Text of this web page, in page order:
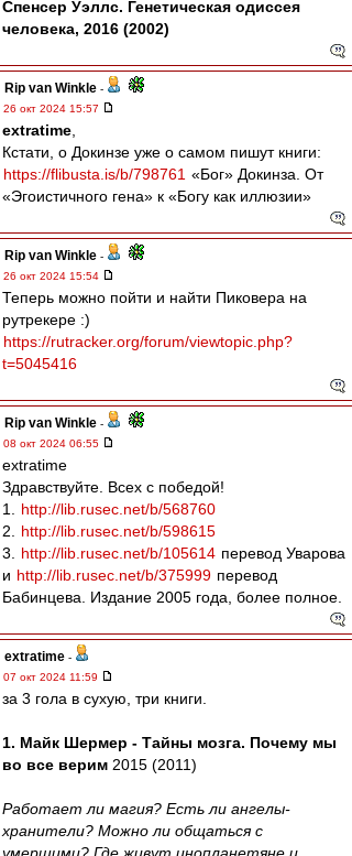
Спенсер Уэллс. Генетическая одиссея
человека, 2016 (2002)
Rip van Winkle -
26 окт 2024 15:57
extratime
Кстати, о Докинзе уже о самом пишут книги:
https://flibusta.is/b/798761 «Бог» Докинза. От
«Эгоистичного гена» к «Богу как иллюзии»
Rip van Winkle -
26 окт 2024 15:54
Теперь можно пойти и найти Пиковера на
рутрекере :)
https://rutracker.org/forum/viewtopic.php?
t=5045416
Rip van Winkle -
08 окт 2024 06:55
extratime
Здравствуйте. Всех с победой!
1.
http://lib.rusec.net/b/568760
2.
http://lib.rusec.net/b/598615
3.
http://lib.rusec.net/b/105614 перевод Уварова
и http://lib.rusec.net/b/375999 перевод
Бабинцева. Издание 2005 года, более полное.
extratime -
07 окт 2024 11:59
за 3 гола в сухую, три книги.
1. Майк Шермер - Тайны мозга. Почему мы
во все верим 2015 (2011)
Работает ли магия? Есть ли ангелы-
хранители? Можно ли общаться с